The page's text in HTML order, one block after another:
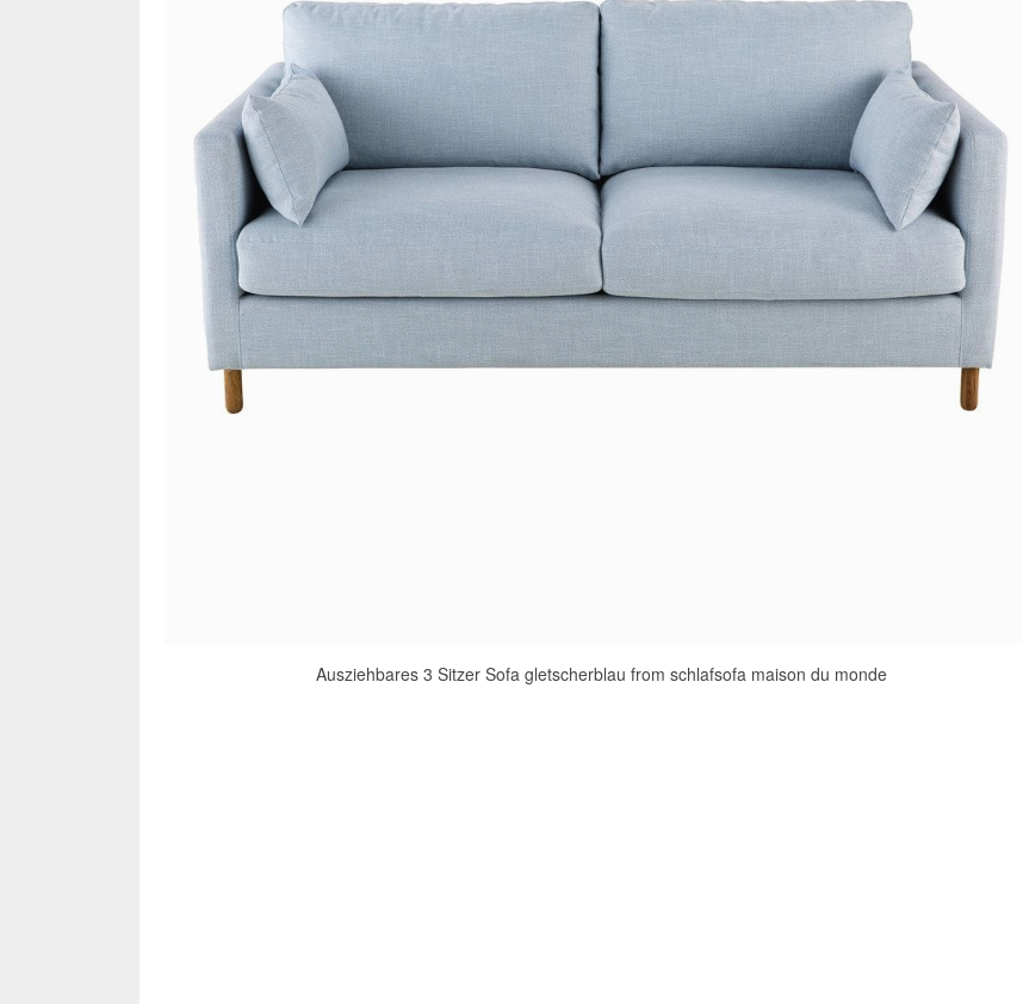
Ausziehbares 3 Sitzer Sofa gletscherblau from schlafsofa maison du monde